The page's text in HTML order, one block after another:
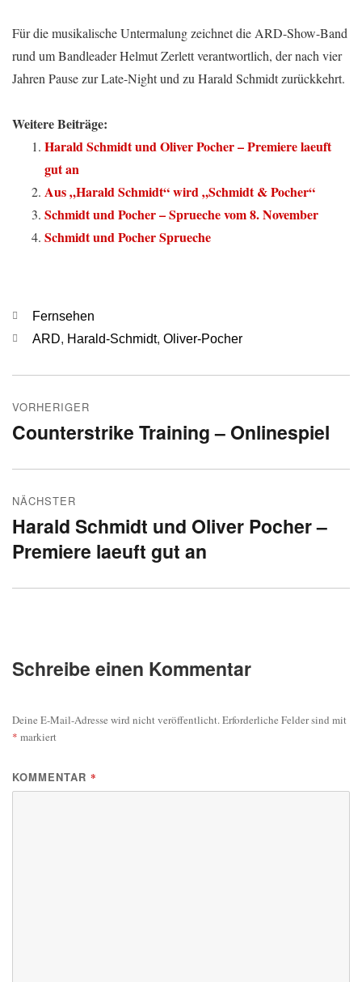
Für die musikalische Untermalung zeichnet die ARD-Show-Band
rund um Bandleader Helmut Zerlett verantwortlich, der nach vier
Jahren Pause zur Late-Night und zu Harald Schmidt zurückkehrt.
Weitere Beiträge:
Harald Schmidt und Oliver Pocher – Premiere laeuft
gut an
Aus „Harald Schmidt“ wird „Schmidt & Pocher“
Schmidt und Pocher – Sprueche vom 8. November
Schmidt und Pocher Sprueche
Kategorien
Fernsehen
Schlagwörter
ARD, Harald-Schmidt, Oliver-Pocher
VORHERIGER
Vorheriger
Counterstrike Training – Onlinespiel
NÄCHSTER
Nächster
Beitrag:
Harald Schmidt und Oliver Pocher –
Premiere laeuft gut an
Schreibe einen Kommentar
Deine E-Mail-Adresse wird nicht veröffentlicht.Erforderliche Felder sind mit
* markiert
KOMMENTAR *